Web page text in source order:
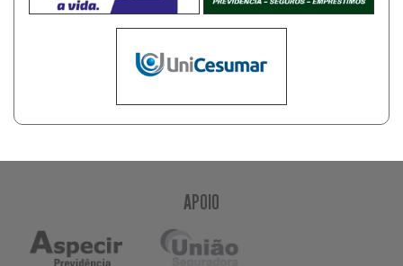
APOIO